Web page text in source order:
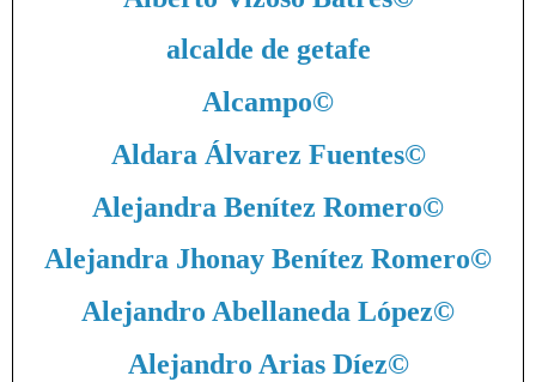
alcalde de getafe
Alcampo©
Aldara Álvarez Fuentes©
Alejandra Benítez Romero©
Alejandra Jhonay Benítez Romero©
Alejandro Abellaneda López©
Alejandro Arias Díez©